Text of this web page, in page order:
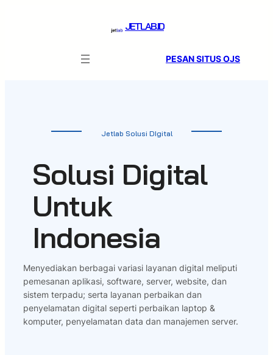
JETLAB.ID
PESAN SITUS OJS
Jetlab Solusi DIgital
Solusi Digital
Untuk
Indonesia
Menyediakan berbagai variasi layanan digital meliputi
pemesanan aplikasi, software, server, website, dan
sistem terpadu; serta layanan perbaikan dan
penyelamatan digital seperti perbaikan laptop &
komputer, penyelamatan data dan manajemen server.